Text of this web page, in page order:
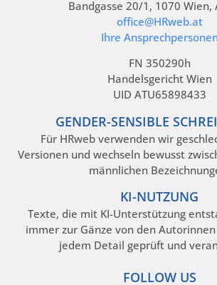
Bandgasse 20/1, 1070 Wien,
office@HRweb.at
Ihre
FN 350290h
Handelsgericht Wien
UID ATU65898433
GENDER-SENSIBLE
Für HRweb verwenden wir
Versionen und wechseln bewusst
männlichen
KI-NUTZUNG
Texte, die mit KI-Unterstützung
immer zur Gänze von den
jedem Detail geprüft und
FOLLOW US